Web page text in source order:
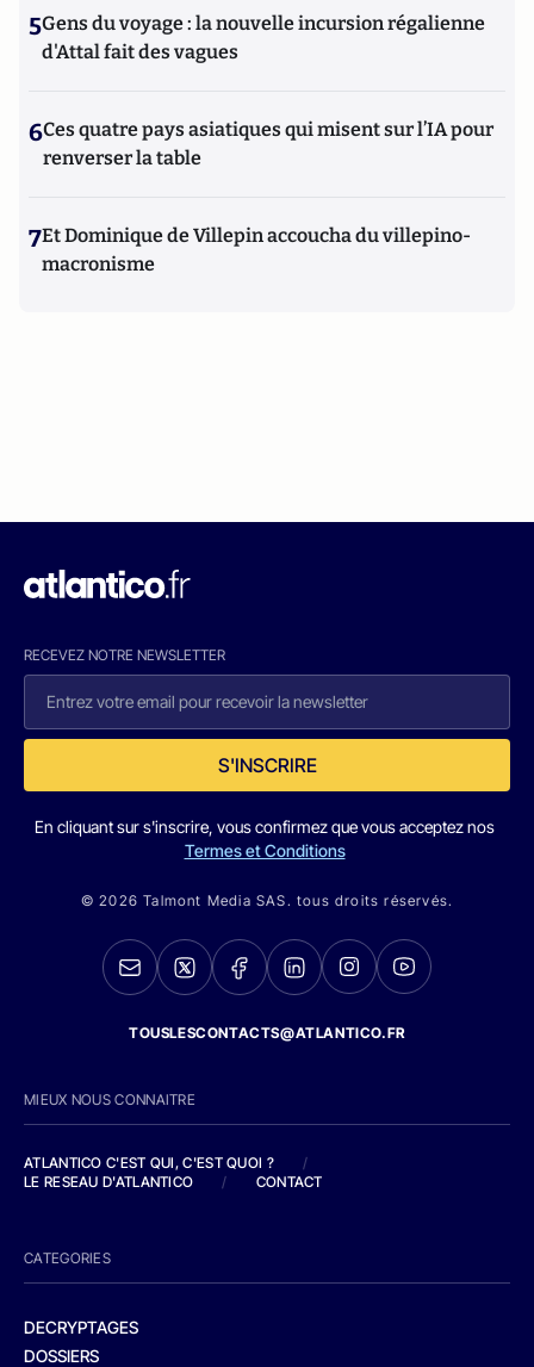
5Gens du voyage : la nouvelle incursion régalienne
d'Attal fait des vagues
6Ces quatre pays asiatiques qui misent sur l’IA pour
renverser la table
7Et Dominique de Villepin accoucha du villepino-
macronisme
RECEVEZ NOTRE NEWSLETTER
S'INSCRIRE
En cliquant sur s'inscrire, vous confirmez que vous acceptez nos
Termes et Conditions
© 2026 Talmont Media SAS. tous droits réservés.
TOUSLESCONTACTS@ATLANTICO.FR
MIEUX NOUS CONNAITRE
ATLANTICO C'EST QUI, C'EST QUOI ?
/
LE RESEAU D'ATLANTICO
/ CONTACT
CATEGORIES
DECRYPTAGES
DOSSIERS